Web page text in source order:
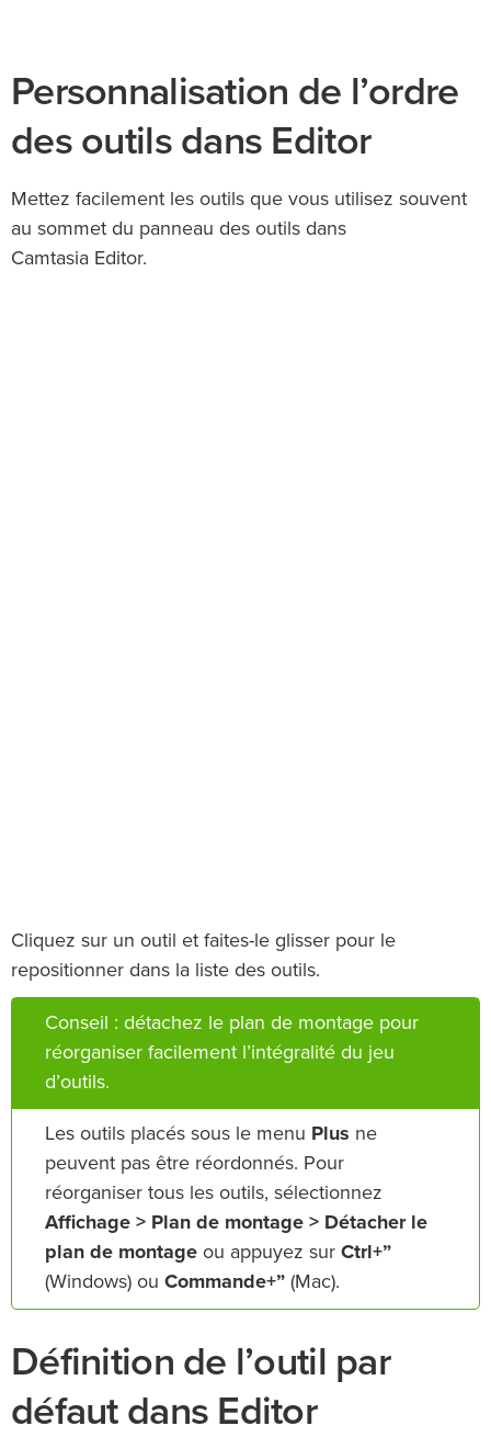
Personnalisation de l’ordre
des outils dans Editor
Mettez facilement les outils que vous utilisez souvent
au sommet du panneau des outils dans
Camtasia Editor.
Cliquez sur un outil et faites-le glisser pour le
repositionner dans la liste des outils.
Conseil : détachez le plan de montage pour
réorganiser facilement l’intégralité du jeu
d’outils.
Les outils placés sous le menu Plus ne
peuvent pas être réordonnés. Pour
réorganiser tous les outils, sélectionnez
Affichage > Plan de montage > Détacher le
plan de montage ou appuyez sur Ctrl+”
(Windows) ou Commande+” (Mac).
Définition de l’outil par
défaut dans Editor